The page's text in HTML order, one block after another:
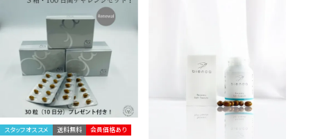
スタッフオススメ 送料無料 会員価格あり